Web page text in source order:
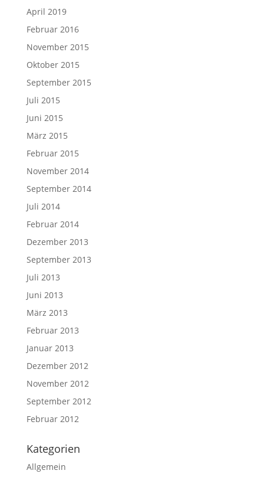
April 2019
Februar 2016
November 2015
Oktober 2015
September 2015
Juli 2015
Juni 2015
März 2015
Februar 2015
November 2014
September 2014
Juli 2014
Februar 2014
Dezember 2013
September 2013
Juli 2013
Juni 2013
März 2013
Februar 2013
Januar 2013
Dezember 2012
November 2012
September 2012
Februar 2012
Kategorien
Allgemein